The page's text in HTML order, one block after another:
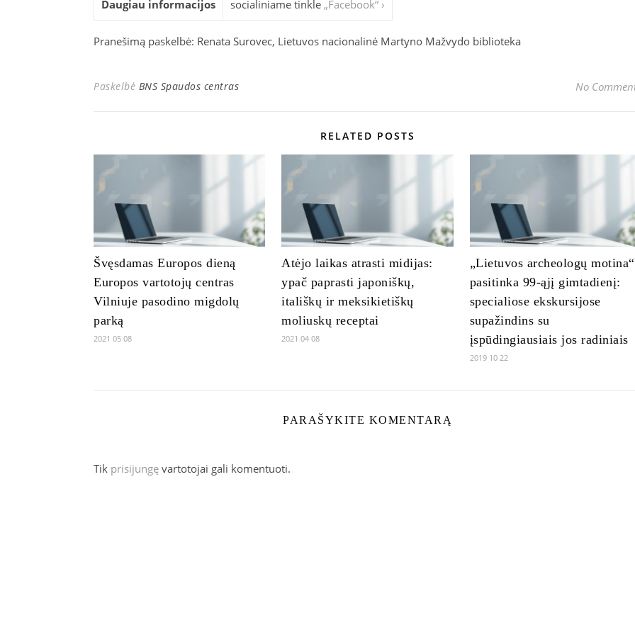
Daugiau informacijos socialiniame tinkle „Facebook“ ›
Pranešimą paskelbė: Renata Surovec, Lietuvos nacionalinė Martyno Mažvydo biblioteka
Paskelbė BNS Spaudos centras No
RELATED POSTS
Švęsdamas Europos dieną
Europos vartotojų centras
Vilniuje pasodino migdolų
parką
2021 05 08
Atėjo laikas atrasti midijas:
ypač paprasti japoniškų,
itališkų ir meksikietiškų
moliuskų receptai
2021 04 08
„Lietuvos archeologų motina“
pasitinka 99-ąjį gimtadienį:
specialiose ekskursijose
supažindins su
įspūdingiausiais jos radiniais
2019 10 22
PARAŠYKITE KOMENTARĄ
Tik prisijungę vartotojai gali komentuoti.